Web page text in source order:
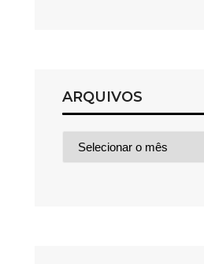
ARQUIVOS